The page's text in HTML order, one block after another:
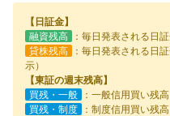
【日証金】
融資残高
：毎日発表される日
貸株残高
：毎日発表される日
示）
【東証の週末残高】
買残・一般
：一般信用買い残高
買残・制度
：制度信用買い残高